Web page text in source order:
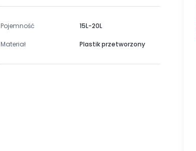
Pojemność 15L-20L
Materiał Plastik przetworzony